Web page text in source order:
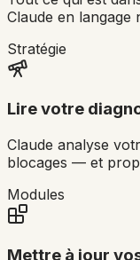
Claude en langage
Stratégie
Lire votre
Claude analyse
blocages — et
Modules
Mettre à jour